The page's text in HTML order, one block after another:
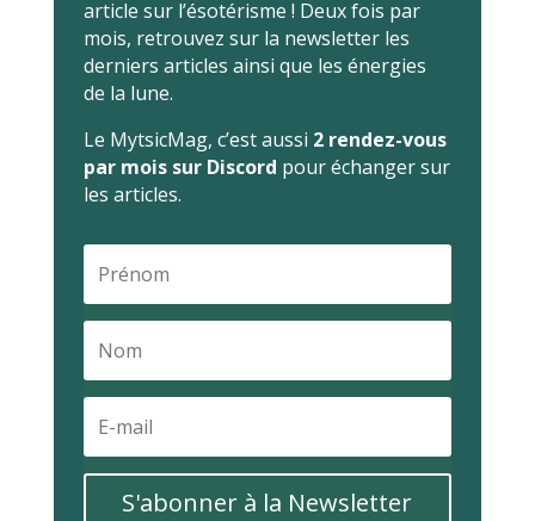
article sur l’ésotérisme ! Deux fois par
mois, retrouvez sur la newsletter les
derniers articles ainsi que les énergies
de la lune.
Le MytsicMag, c’est aussi 2 rendez-vous
par mois sur Discord pour échanger sur
les articles.
S'abonner à la Newsletter